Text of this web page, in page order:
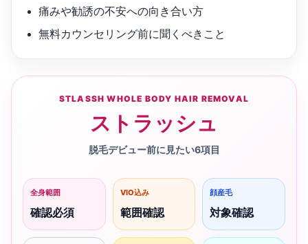
痛みや勧誘の不安への向き合い方
無料カウンセリング前に聞くべきこと
STLASSH WHOLE BODY HAIR REMOVAL
ストラッシュ
脱毛デビュー前に見たい6項目
全身範囲
確認必須
VIO込み
範囲確認
顔産毛
対象確認